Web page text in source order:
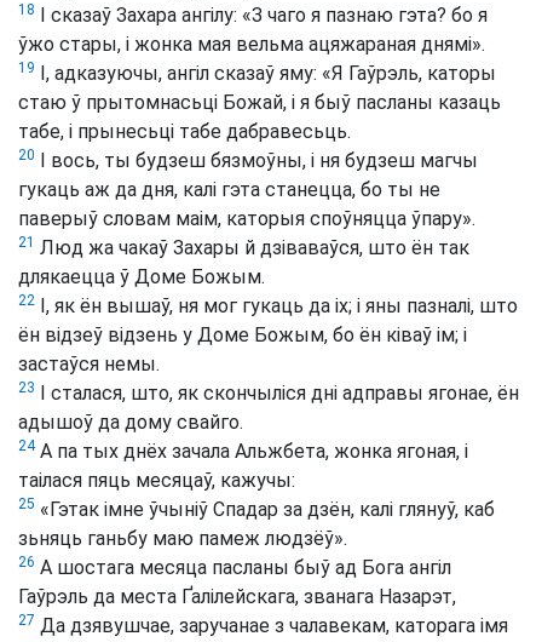
18
І сказаў Захара ангілу: «З чаго я пазнаю гэта? бо я
ўжо стары, і жонка мая вельма ацяжараная днямі».
19
І, адказуючы, ангіл сказаў яму: «Я Гаўрэль, каторы
стаю ў прытомнасьці Божай, і я быў пасланы казаць
табе, і прынесьці табе дабравесьць.
20
І вось, ты будзеш бязмоўны, і ня будзеш магчы
гукаць аж да дня, калі гэта станецца, бо ты не
паверыў словам маім, каторыя споўняцца ўпару».
21 Люд жа чакаў Захары й дзіваваўся, што ён так
длякаецца ў Доме Божым.
22
І, як ён вышаў, ня мог гукаць да іх; і яны пазналі, што
ён відзеў відзень у Доме Божым, бо ён ківаў ім; і
застаўся немы.
23
І сталася, што, як скончыліся дні адправы ягонае, ён
адышоў да дому свайго.
24А па тых днёх зачала Альжбета, жонка ягоная, і
таілася пяць месяцаў, кажучы:
25 «Гэтак імне ўчыніў Спадар за дзён, калі глянуў, каб
зьняць ганьбу маю памеж людзёў».
26 А шостага месяца пасланы быў ад Бога ангіл
Гаўрэль да места Ґалілейскага, званага Назарэт,
27 Да дзявушчае, заручанае з чалавекам, каторага імя